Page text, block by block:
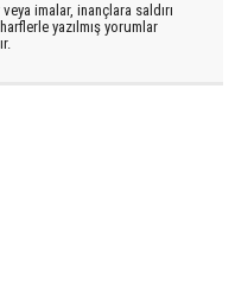
imalar, inançlara saldırı
yazılmış yorumlar